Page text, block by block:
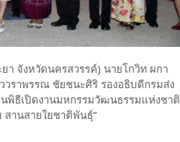
งหวัดนครสวรรค์) นายโกวิท ผกา
วราพรรณ ชัยชนะศิริ รองอธิบดีกรมส่ง
พิธีเปิดงานมหกรรมวัฒนธรรมแห่งชาติ
านสายใยชาติพันธุ์”